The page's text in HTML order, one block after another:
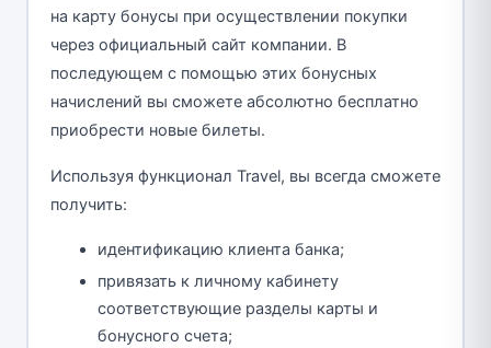
на карту бонусы при осуществлении покупки
через официальный сайт компании. В
последующем с помощью этих бонусных
начислений вы сможете абсолютно бесплатно
приобрести новые билеты.
Используя функционал Travel, вы всегда сможете
получить:
идентификацию клиента банка;
привязать к личному кабинету
соответствующие разделы карты и
бонусного счета;